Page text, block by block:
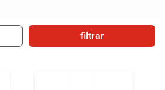
filtrar